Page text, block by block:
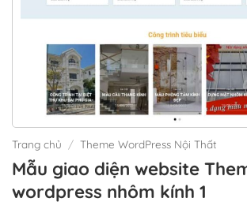
Trang chủ / Theme WordPress Nội Thất
Mẫu giao diện website
wordpress nhôm kính 1